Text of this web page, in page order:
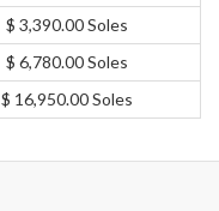
$ 3,390.00 Soles
$ 6,780.00 Soles
$ 16,950.00 Soles